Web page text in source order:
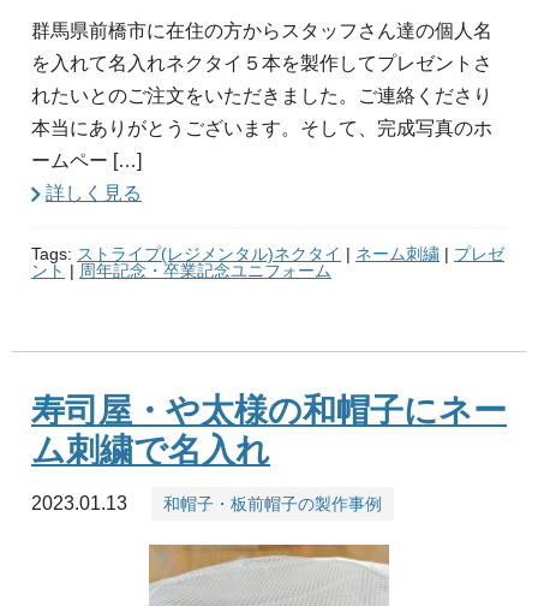
群馬県前橋市に在住の方からスタッフさん達の個人名
を入れて名入れネクタイ５本を製作してプレゼントさ
れたいとのご注文をいただきました。ご連絡くださり
本当にありがとうございます。そして、完成写真のホ
ームペー […]
詳しく見る
Tags: ストライプ(レジメンタル)ネクタイ | ネーム刺繍 | プレゼ
ント | 周年記念・卒業記念ユニフォーム
寿司屋・や太様の和帽子にネー
ム刺繍で名入れ
2023.01.13 和帽子・板前帽子の製作事例